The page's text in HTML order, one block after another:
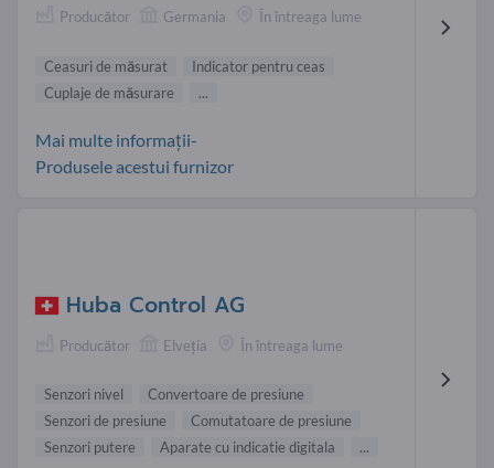
Producător Germania În întreaga lume
Ceasuri de măsurat
Indicator pentru ceas
Cuplaje de măsurare
...
Mai multe informații-
Produsele acestui furnizor
Huba Control AG
Producător Elveţia În întreaga lume
Senzori nivel
Convertoare de presiune
Senzori de presiune
Comutatoare de presiune
Senzori putere
Aparate cu indicatie digitala ...